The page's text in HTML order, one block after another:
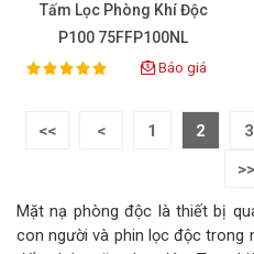
Tấm Lọc Phòng Khí Độc
P100 75FFP100NL
Rating:
100% Báo giá
<< < 1 2 3
>>
Mặt nạ phòng độc là thiết bị
con người và phin lọc độc trong